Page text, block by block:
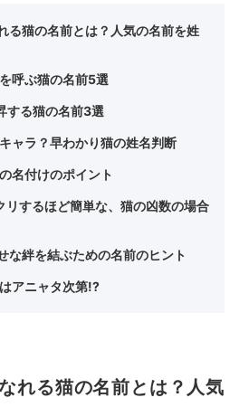
る猫の名前とは？人気の名前を姓
呼ぶ猫の名前5選
する猫の名前3選
ャラ？早わかり猫の姓名判断
名付けのポイント
するほど簡単な、猫の凶数の場合
な絆を結ぶための名前のヒント
アニャタ次第!?
れる猫の名前とは？人気